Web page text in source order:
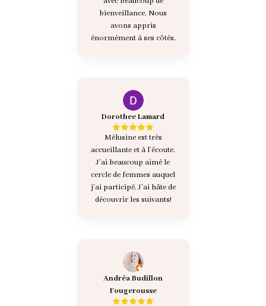
bienveillance. Nous
avons appris
énormément à ses côtés.
Dorothee Lamard
Mélusine est très
accueillante et à l’écoute.
J’ai beaucoup aimé le
cercle de femmes auquel
j’ai participé. J’ai hâte de
découvrir les suivants!
Andréa Budillon
Fougerousse